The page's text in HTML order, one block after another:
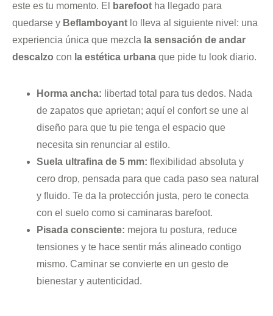
este es tu momento. El
barefoot ha llegado para
quedarse y Beflamboyant lo lleva al siguiente nivel: una
experiencia única que mezcla la sensación de andar
descalzo con la estética urbana que pide tu look diario.
Horma ancha: libertad total para tus dedos. Nada
de zapatos que aprietan; aquí el confort se une al
diseño para que tu pie tenga el espacio que
necesita sin renunciar al estilo.
Suela ultrafina de 5 mm: flexibilidad absoluta y
cero drop, pensada para que cada paso sea natural
y fluido. Te da la protección justa, pero te conecta
con el suelo como si caminaras barefoot.
Pisada consciente: mejora tu postura, reduce
tensiones y te hace sentir más alineado contigo
mismo. Caminar se convierte en un gesto de
bienestar y autenticidad.